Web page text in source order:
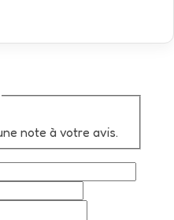
note à votre avis.